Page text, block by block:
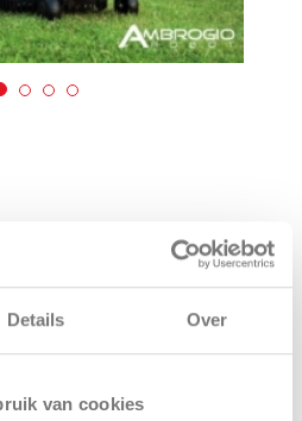
Details Over
van cookies